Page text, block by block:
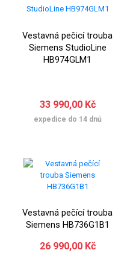
Vestavná pečicí trouba
Siemens StudioLine
HB974GLM1
33 990,00 Kč
expedice do 14 dnů
Vestavná pečící trouba
Siemens HB736G1B1
26 990,00 Kč